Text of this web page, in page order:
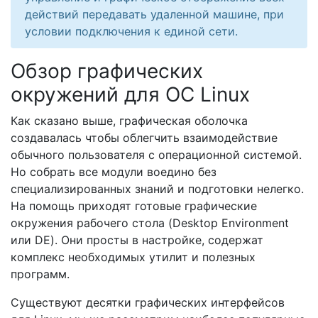
действий передавать удаленной машине, при
условии подключения к единой сети.
Обзор графических
окружений для ОС Linux
Как сказано выше, графическая оболочка
создавалась чтобы облегчить взаимодействие
обычного пользователя с операционной системой.
Но собрать все модули воедино без
специализированных знаний и подготовки нелегко.
На помощь приходят готовые графические
окружения рабочего стола (Desktop Environment
или DE). Они просты в настройке, содержат
комплекс необходимых утилит и полезных
программ.
Существуют десятки графических интерфейсов